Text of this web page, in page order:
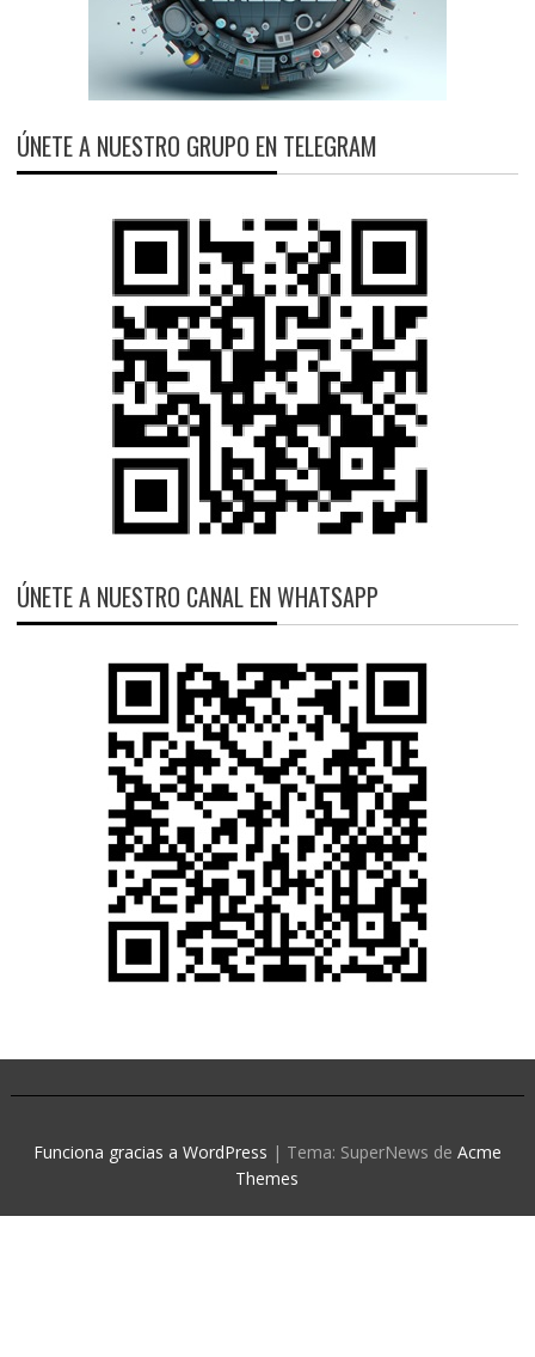
ÚNETE A NUESTRO GRUPO EN TELEGRAM
ÚNETE A NUESTRO CANAL EN WHATSAPP
Funciona gracias a WordPress | Tema: SuperNews de Acme
Themes